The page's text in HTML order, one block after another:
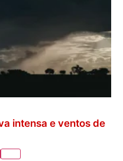
intensa e ventos de